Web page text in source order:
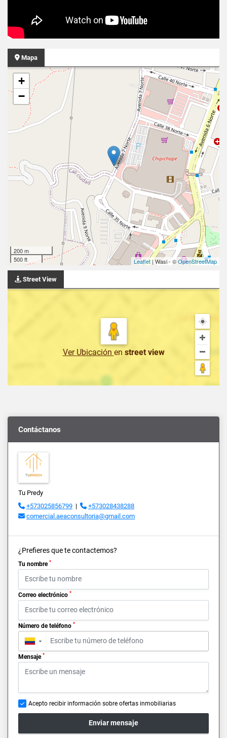
Mapa
+
−
200 m
500 ft
Leaflet | Wasi - ©OpenStreetMap
Street View
Ver Ubicación en street view
Contáctanos
Tu Predy
+573025856799 |
+573028438288
comercial.aeaconsultoria@gmail.com
¿Prefieres que te contactemos?
Tu nombre *
Correo electrónico *
Número de teléfono *
▼
Mensaje *
Acepto recibir información sobre ofertas inmobiliarias
Enviar mensaje